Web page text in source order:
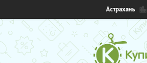
Астрахань